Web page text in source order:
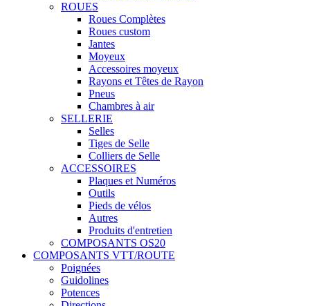
ROUES
Roues Complètes
Roues custom
Jantes
Moyeux
Accessoires moyeux
Rayons et Têtes de Rayon
Pneus
Chambres à air
SELLERIE
Selles
Tiges de Selle
Colliers de Selle
ACCESSOIRES
Plaques et Numéros
Outils
Pieds de vélos
Autres
Produits d'entretien
COMPOSANTS OS20
COMPOSANTS VTT/ROUTE
Poignées
Guidolines
Potences